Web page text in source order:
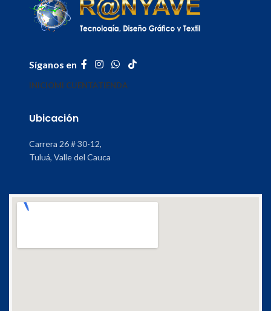
Síganos en
INICIOMI CUENTATIENDA
Ubicación
Carrera 26 # 30-12,
Tuluá, Valle del Cauca